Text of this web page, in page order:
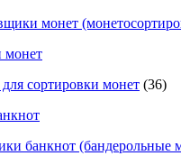
монет
монет
сортировки монет (36)
банкнот (бандерольные